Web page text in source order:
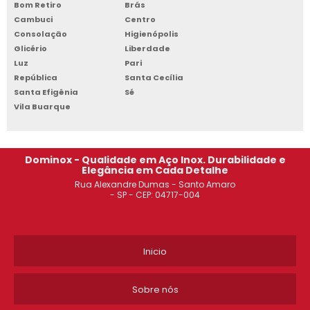
CADEIRA EAMES
ESTANTE DE AÇO PREÇO SÃO JOSÉ DOS CAMPOS
ARMÁRIO DE AÇO JABAQUARA
COMPRAR ESTANTE DE AÇO GUARULHOS
ROUPEIRO DE AÇO 8 PORTAS SACOMÃ
ROUPEIRO DE AÇO 6 PORTAS OSASCO
ARMÁRIO DE AÇO ROUPEIRO GUARULHOS
ARMÁRIO DE AÇO TIPO ROUPEIRO SOROCABA
ARMÁRIO DE AÇO 6 PORTAS JABAQUARA
Bom Retiro
Brás
Cambuci
Centro
Consolação
Higienópolis
Glicério
Liberdade
Luz
Pari
República
Santa Cecília
Santa Efigênia
Sé
Vila Buarque
Dominox - Qualidade em Aço Inox. Durabilidade e
Elegância em Cada Detalhe
Rua Alexandre Dumas - Santo Amaro
- SP - CEP: 04717-004
Inicio
Sobre nós